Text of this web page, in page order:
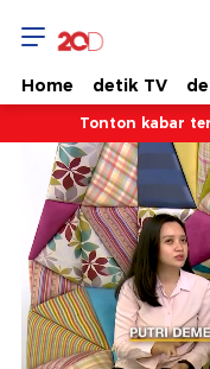
Home detik TV
Tonton kabar